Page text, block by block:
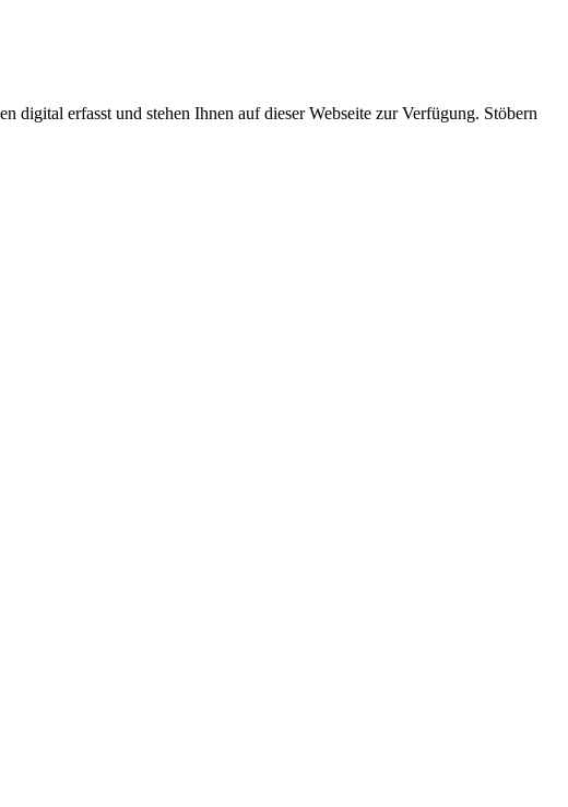
erfasst und stehen Ihnen auf dieser Webseite zur Verfügung. Stöbern